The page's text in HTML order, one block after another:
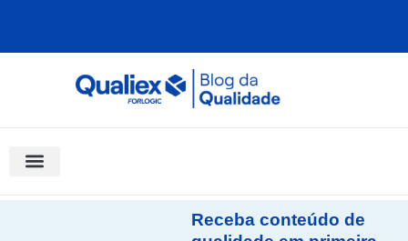
Receba conteúdo de